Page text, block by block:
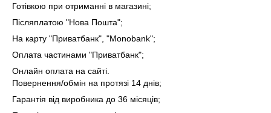
Готівкою при отриманні в магазині;
Післяплатою "Нова Пошта";
На карту "Приватбанк", "Monobank";
Оплата частинами "Приватбанк";
Онлайн оплата на сайті.
Повернення/обмін на протязі 14 днів;
Гарантія від виробника до 36 місяців;